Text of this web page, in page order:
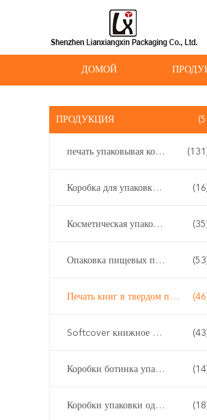
ДОМОЙ
ПРОДУКЦИЯ
печать упаковывая коробки
Коробка для упаковки вейпов
Косметическая упаковывая коробка
Опаковка пищевых продуктов
Печать книг в твердом переплете
Softcover книжное производство
Коробки ботинка упаковывая
Коробки упаковки одежды